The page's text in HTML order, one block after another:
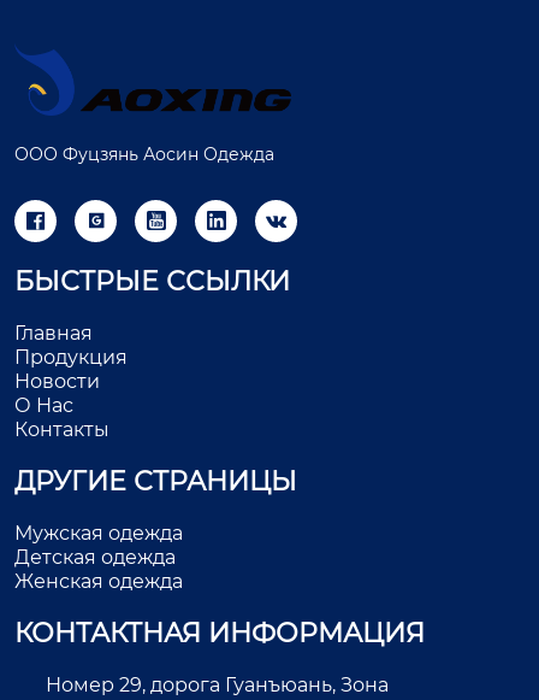
ООО Фуцзянь Аосин Одежда
    
БЫСТРЫЕ ССЫЛКИ
Главная
Продукция
Новости
О Нас
Контакты
ДРУГИЕ СТРАНИЦЫ
Мужская одежда
Детская одежда
Женская одежда
КОНТАКТНАЯ ИНФОРМАЦИЯ
Номер 29, дорога Гуанъюань, Зона